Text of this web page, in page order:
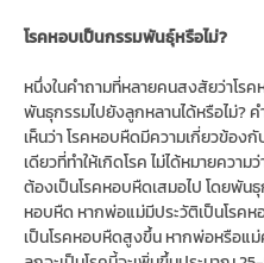
โรคหอบเป็นกรรมพันธุ์หรือไม่?
หนึ่งในคำถามที่หลายคนสงสัยว่าโร
พันธุกรรมไปยังลูกหลานได้หรือไม่?
เห็นว่า โรคหอบหืดมีความเกี่ยวข้อง
เดียวที่ทำให้เกิดโรค ไม่ได้หมายควา
ต้องเป็นโรคหอบหืดเสมอไป โดยพัน
หอบหืด หากพ่อแม่มีประวัติเป็นโรค
เป็นโรคหอบหืดสูงขึ้น หากพ่อหรือแ